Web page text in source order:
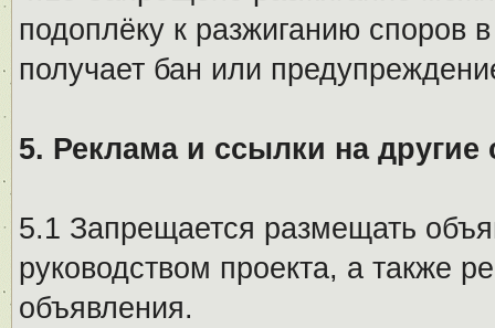
подоплёку к разжиганию споров
получает бан или
5. Реклама и ссылки на другие
5.1 Запрещается размещать
руководством проекта, а также
объявления.